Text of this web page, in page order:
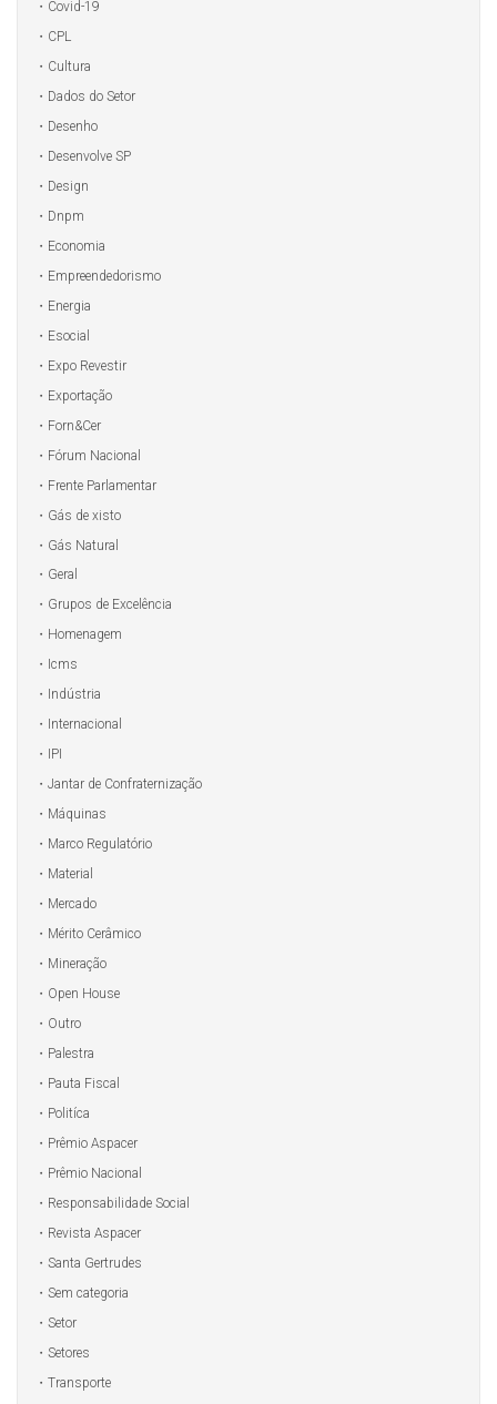
Covid-19
CPL
Cultura
Dados do Setor
Desenho
Desenvolve SP
Design
Dnpm
Economia
Empreendedorismo
Energia
Esocial
Expo Revestir
Exportação
Forn&Cer
Fórum Nacional
Frente Parlamentar
Gás de xisto
Gás Natural
Geral
Grupos de Excelência
Homenagem
Icms
Indústria
Internacional
IPI
Jantar de Confraternização
Máquinas
Marco Regulatório
Material
Mercado
Mérito Cerâmico
Mineração
Open House
Outro
Palestra
Pauta Fiscal
Politíca
Prêmio Aspacer
Prêmio Nacional
Responsabilidade Social
Revista Aspacer
Santa Gertrudes
Sem categoria
Setor
Setores
Transporte